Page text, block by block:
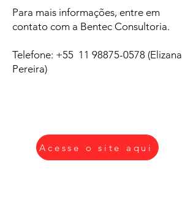
Para mais informações, entre em
contato com a Bentec Consultoria.
Telefone: +55 11 98875-0578 (Elizana
Pereira)
Acesse o site aqui